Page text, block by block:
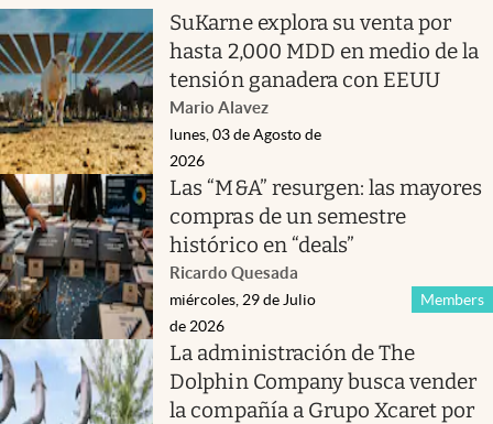
SuKarne explora su venta por
hasta 2,000 MDD en medio de la
tensión ganadera con EEUU
Mario Alavez
lunes, 03 de Agosto de
2026
Las “M&A” resurgen: las mayores
compras de un semestre
histórico en “deals”
Ricardo Quesada
Members
miércoles, 29 de Julio
de 2026
La administración de The
Dolphin Company busca vender
la compañía a Grupo Xcaret por